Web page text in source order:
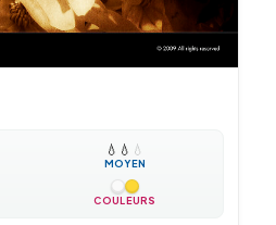
💧 💧 💧
MOYEN
COULEURS